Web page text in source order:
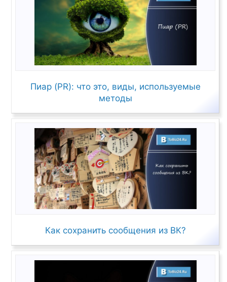
Пиар (PR): что это, виды, используемые
методы
Как сохранить сообщения из ВК?